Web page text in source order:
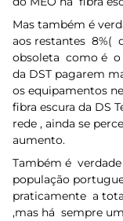
Mas também é
aos restantes 8%(
obsoleta como é o
da DST pagarem
os equipamentos
fibra escura da DS
rede , ainda se
aumento.
Também é verdade
população
praticamente a
,mas há sempre